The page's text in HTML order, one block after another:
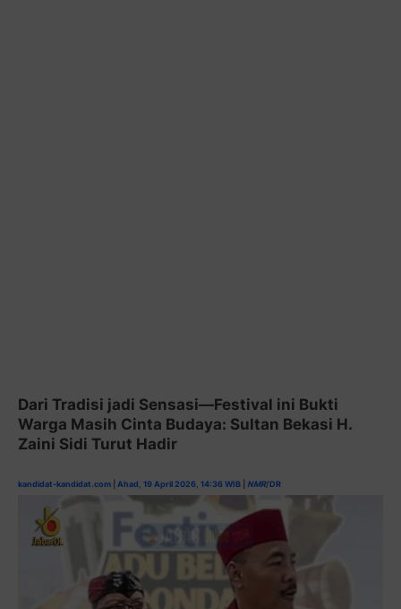
Dari Tradisi jadi Sensasi—Festival ini Bukti
Warga Masih Cinta Budaya: Sultan Bekasi H.
Zaini Sidi Turut Hadir
kandidat-kandidat.com Ahad, 19 April 2026, 14:36 WIB NMR/DR